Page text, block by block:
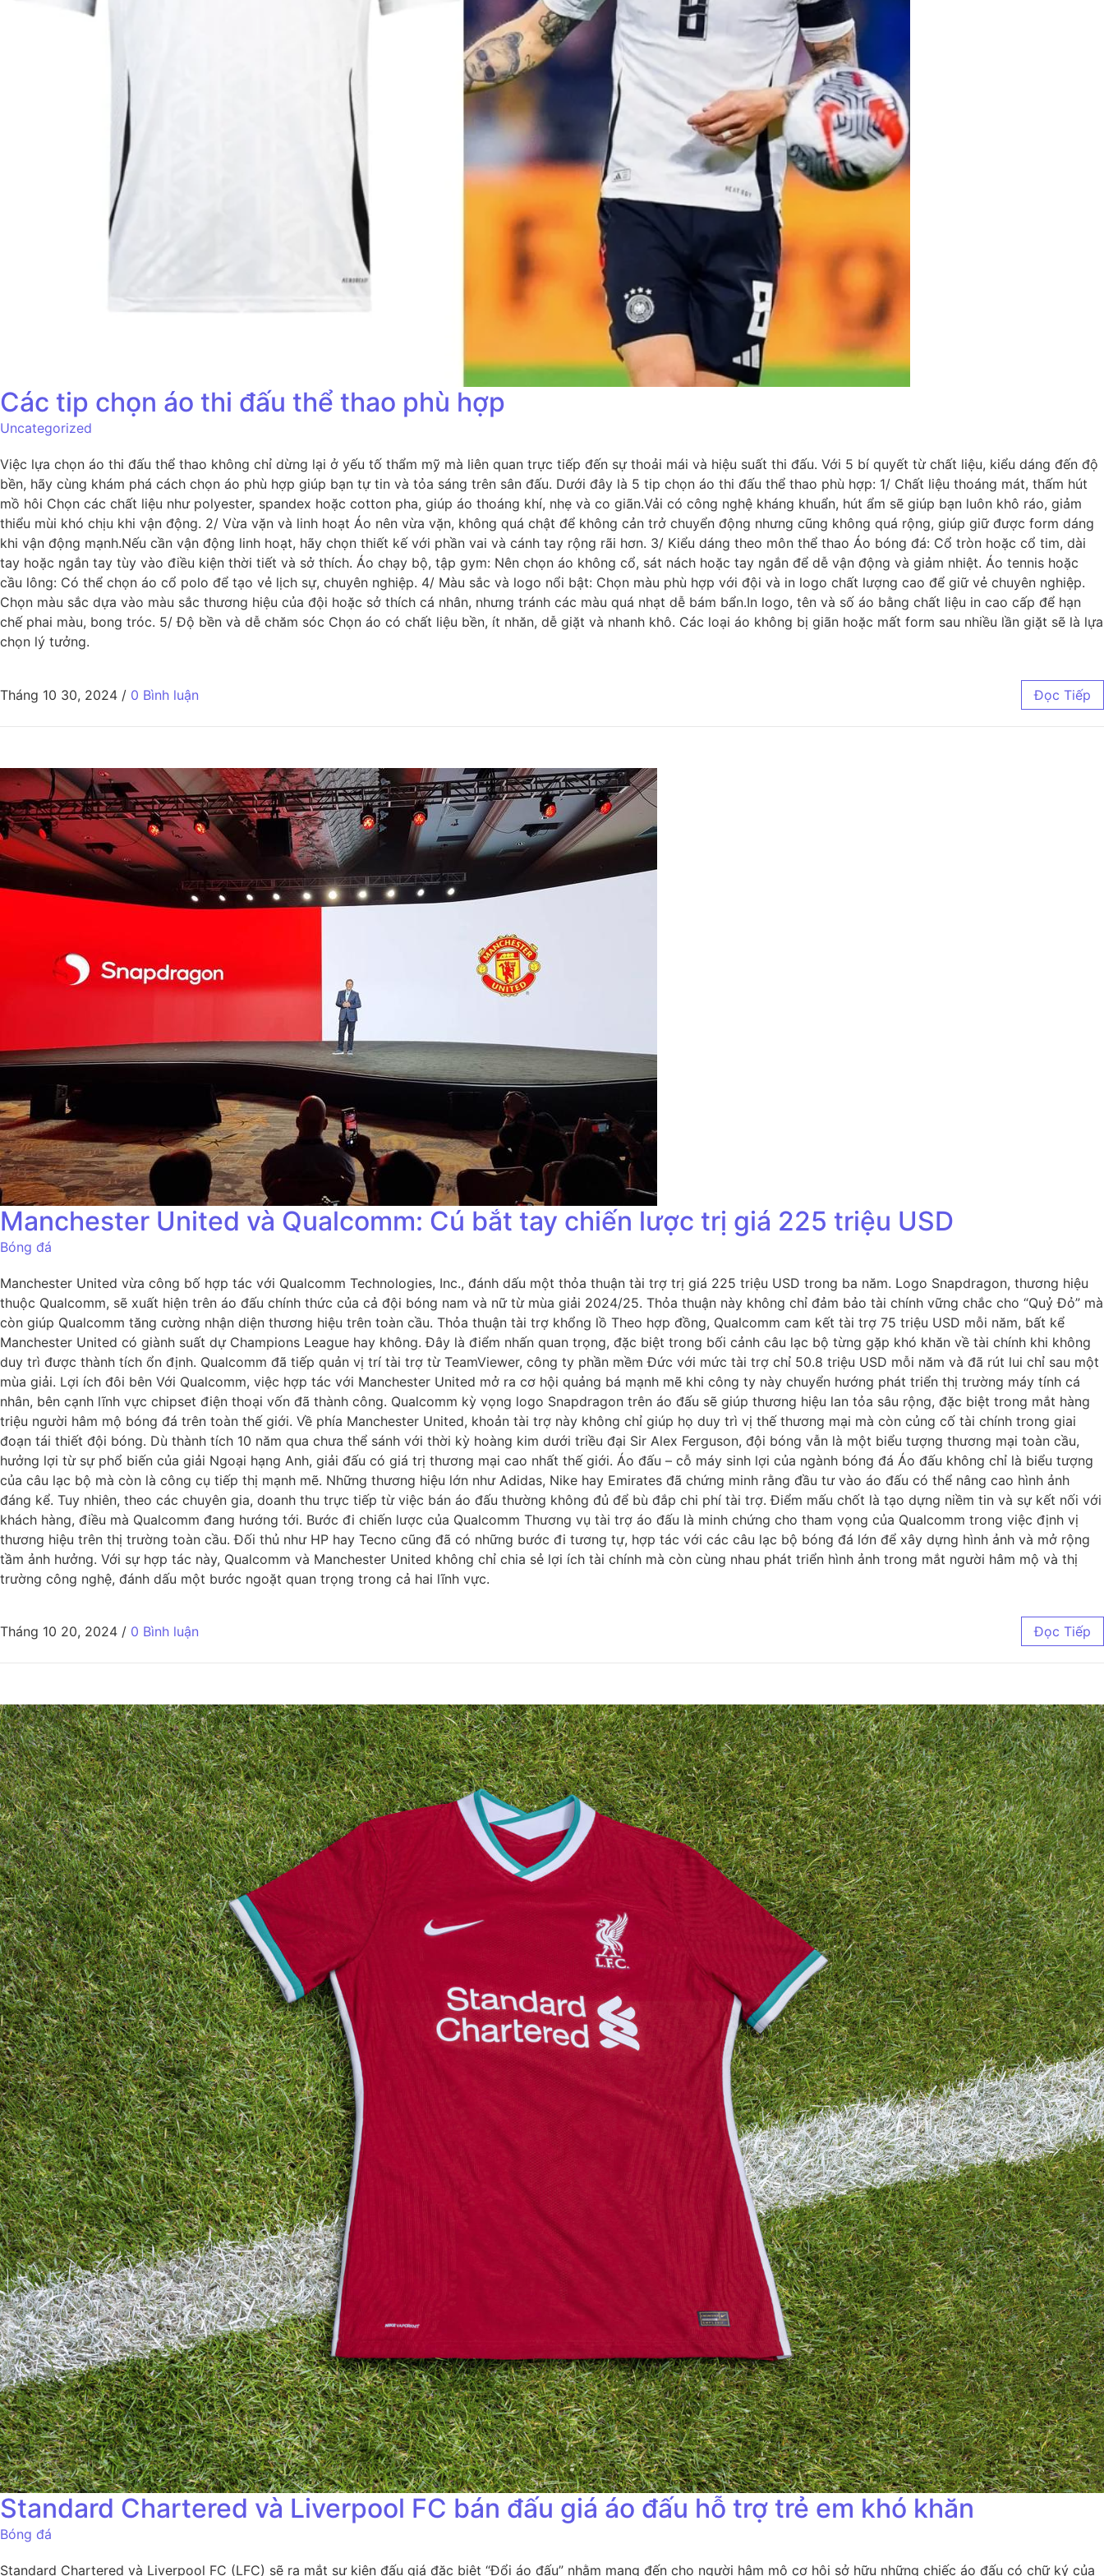
Các tip chọn áo thi đấu thể thao phù hợp
Uncategorized
Việc lựa chọn áo thi đấu thể thao không chỉ dừng lại ở yếu tố thẩm mỹ mà liên quan trực tiếp đến sự thoải mái và hiệu suất thi đấu. Với 5 bí quyết từ chất liệu, kiểu dáng đến độ
bền, hãy cùng khám phá cách chọn áo phù hợp giúp bạn tự tin và tỏa sáng trên sân đấu. Dưới đây là 5 tip chọn áo thi đấu thể thao phù hợp: 1/ Chất liệu thoáng mát, thấm hút
mồ hôi Chọn các chất liệu như polyester, spandex hoặc cotton pha, giúp áo thoáng khí, nhẹ và co giãn.Vải có công nghệ kháng khuẩn, hút ẩm sẽ giúp bạn luôn khô ráo, giảm
thiểu mùi khó chịu khi vận động. 2/ Vừa vặn và linh hoạt Áo nên vừa vặn, không quá chật để không cản trở chuyển động nhưng cũng không quá rộng, giúp giữ được form dáng
khi vận động mạnh.Nếu cần vận động linh hoạt, hãy chọn thiết kế với phần vai và cánh tay rộng rãi hơn. 3/ Kiểu dáng theo môn thể thao Áo bóng đá: Cổ tròn hoặc cổ tim, dài
tay hoặc ngắn tay tùy vào điều kiện thời tiết và sở thích. Áo chạy bộ, tập gym: Nên chọn áo không cổ, sát nách hoặc tay ngắn để dễ vận động và giảm nhiệt. Áo tennis hoặc
cầu lông: Có thể chọn áo cổ polo để tạo vẻ lịch sự, chuyên nghiệp. 4/ Màu sắc và logo nổi bật: Chọn màu phù hợp với đội và in logo chất lượng cao để giữ vẻ chuyên nghiệp.
Chọn màu sắc dựa vào màu sắc thương hiệu của đội hoặc sở thích cá nhân, nhưng tránh các màu quá nhạt dễ bám bẩn.In logo, tên và số áo bằng chất liệu in cao cấp để hạn
chế phai màu, bong tróc. 5/ Độ bền và dễ chăm sóc Chọn áo có chất liệu bền, ít nhăn, dễ giặt và nhanh khô. Các loại áo không bị giãn hoặc mất form sau nhiều lần giặt sẽ là lựa
chọn lý tưởng.
Tháng 10 30, 2024 / 0 Bình luận Đọc Tiếp
Manchester United và Qualcomm: Cú bắt tay chiến lược trị giá 225 triệu USD
Bóng đá
Manchester United vừa công bố hợp tác với Qualcomm Technologies, Inc., đánh dấu một thỏa thuận tài trợ trị giá 225 triệu USD trong ba năm. Logo Snapdragon, thương hiệu
thuộc Qualcomm, sẽ xuất hiện trên áo đấu chính thức của cả đội bóng nam và nữ từ mùa giải 2024/25. Thỏa thuận này không chỉ đảm bảo tài chính vững chắc cho “Quỷ Đỏ” mà
còn giúp Qualcomm tăng cường nhận diện thương hiệu trên toàn cầu. Thỏa thuận tài trợ khổng lồ Theo hợp đồng, Qualcomm cam kết tài trợ 75 triệu USD mỗi năm, bất kể
Manchester United có giành suất dự Champions League hay không. Đây là điểm nhấn quan trọng, đặc biệt trong bối cảnh câu lạc bộ từng gặp khó khăn về tài chính khi không
duy trì được thành tích ổn định. Qualcomm đã tiếp quản vị trí tài trợ từ TeamViewer, công ty phần mềm Đức với mức tài trợ chỉ 50.8 triệu USD mỗi năm và đã rút lui chỉ sau một
mùa giải. Lợi ích đôi bên Với Qualcomm, việc hợp tác với Manchester United mở ra cơ hội quảng bá mạnh mẽ khi công ty này chuyển hướng phát triển thị trường máy tính cá
nhân, bên cạnh lĩnh vực chipset điện thoại vốn đã thành công. Qualcomm kỳ vọng logo Snapdragon trên áo đấu sẽ giúp thương hiệu lan tỏa sâu rộng, đặc biệt trong mắt hàng
triệu người hâm mộ bóng đá trên toàn thế giới. Về phía Manchester United, khoản tài trợ này không chỉ giúp họ duy trì vị thế thương mại mà còn củng cố tài chính trong giai
đoạn tái thiết đội bóng. Dù thành tích 10 năm qua chưa thể sánh với thời kỳ hoàng kim dưới triều đại Sir Alex Ferguson, đội bóng vẫn là một biểu tượng thương mại toàn cầu,
hưởng lợi từ sự phổ biến của giải Ngoại hạng Anh, giải đấu có giá trị thương mại cao nhất thế giới. Áo đấu – cỗ máy sinh lợi của ngành bóng đá Áo đấu không chỉ là biểu tượng
của câu lạc bộ mà còn là công cụ tiếp thị mạnh mẽ. Những thương hiệu lớn như Adidas, Nike hay Emirates đã chứng minh rằng đầu tư vào áo đấu có thể nâng cao hình ảnh
đáng kể. Tuy nhiên, theo các chuyên gia, doanh thu trực tiếp từ việc bán áo đấu thường không đủ để bù đắp chi phí tài trợ. Điểm mấu chốt là tạo dựng niềm tin và sự kết nối với
khách hàng, điều mà Qualcomm đang hướng tới. Bước đi chiến lược của Qualcomm Thương vụ tài trợ áo đấu là minh chứng cho tham vọng của Qualcomm trong việc định vị
thương hiệu trên thị trường toàn cầu. Đối thủ như HP hay Tecno cũng đã có những bước đi tương tự, hợp tác với các câu lạc bộ bóng đá lớn để xây dựng hình ảnh và mở rộng
tầm ảnh hưởng. Với sự hợp tác này, Qualcomm và Manchester United không chỉ chia sẻ lợi ích tài chính mà còn cùng nhau phát triển hình ảnh trong mắt người hâm mộ và thị
trường công nghệ, đánh dấu một bước ngoặt quan trọng trong cả hai lĩnh vực.
Tháng 10 20, 2024 / 0 Bình luận Đọc Tiếp
Standard Chartered và Liverpool FC bán đấu giá áo đấu hỗ trợ trẻ em khó khăn
Bóng đá
Standard Chartered và Liverpool FC (LFC) sẽ ra mắt sự kiện đấu giá đặc biệt “Đổi áo đấu” nhằm mang đến cho người hâm mộ cơ hội sở hữu những chiếc áo đấu có chữ ký của